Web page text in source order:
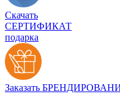
Скачать
СЕРТИФИКАТ
подарка
Заказать